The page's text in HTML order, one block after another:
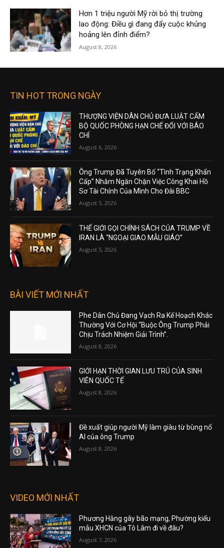
Hơn 1 triệu người Mỹ rời bỏ thị trường
lao động: Điều gì đang đẩy cuộc khủng
hoảng lên đỉnh điểm?
August 8, 2026
TIN HOT TRONG NGÀY
THƯỢNG VIỆN DÂN CHỦ ĐƯA LUẬT CẤM
BỘ QUỐC PHÒNG HẠN CHẾ ĐỐI VỚI BÁO
CHÍ
August 6, 2026
Ông Trump Đã Tuyên Bố “Tình Trạng Khẩn
Cấp” Nhằm Ngăn Chặn Việc Công Khai Hồ
Sơ Tài Chính Của Mình Cho Đài BBC
August 5, 2026
THẾ GIỚI GỌI CHÍNH SÁCH CỦA TRUMP VỀ
IRAN LÀ “NGOẠI GIAO MẪU GIÁO”
August 5, 2026
BÀI VIẾT MỚI NHẤT
Phe Dân Chủ Đang Vạch Ra Kế Hoạch Khác
Thường Với Cơ Hội “Buộc Ông Trump Phải
Chịu Trách Nhiệm Giải Trình”.
August 8, 2026
GIỚI HẠN THỜI GIAN LƯU TRÚ CỦA SINH
VIÊN QUỐC TẾ
August 8, 2026
Đề xuất giúp người Mỹ làm giàu từ bùng nổ
AI của ông Trump
August 8, 2026
VIDEO MỚI NHẤT
Phương Hằng gây bão mạng, Phường kiểu
mẫu XHCN của Tô Lâm đi về đâu?
August 7, 2026